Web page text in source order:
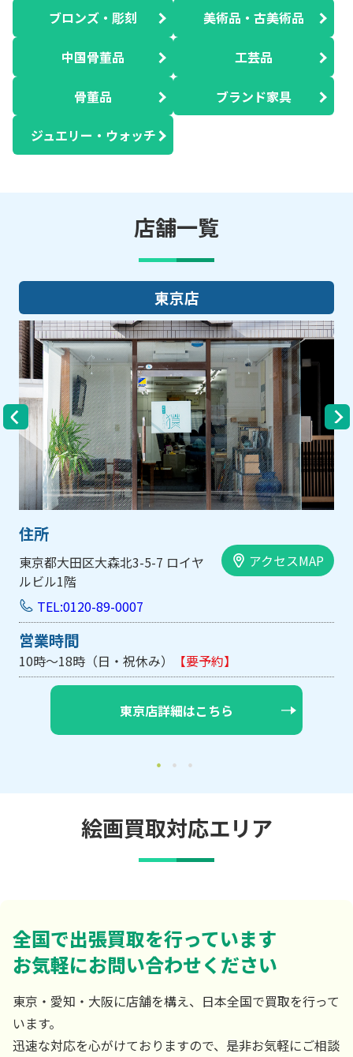
ブロンズ・彫刻 美術品・古美術品
中国骨董品 工芸品
骨董品 ブランド家具
ジュエリー・ウォッチ
店舗一覧
大阪店
住所
大阪市中央区内平野町1-1-5 西大
手前ビル103号
アクセスMAP
TEL:0120-89-0007
営業時間
10時～18時（日・祝休み/土曜は不定休）
大阪店詳細はこちら
絵画買取対応エリア
全国で出張買取を行っています
お気軽にお問い合わせください
東京・愛知・大阪に店舗を構え、日本全国で買取を行って
います。
迅速な対応を心がけておりますので、是非お気軽にご相談